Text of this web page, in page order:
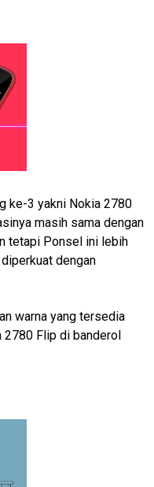
ke-3 yakni Nokia 2780
masih sama dengan
tetapi Ponsel ini lebih
dengan
warna yang tersedia
2780 Flip di banderol